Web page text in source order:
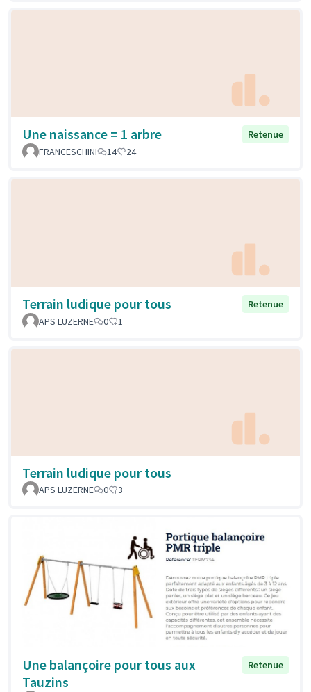
Une naissance = 1 arbre
Retenue
FRANCESCHINI
14 24
Terrain ludique pour tous
Retenue
APS LUZERNE
0 1
Terrain ludique pour tous
APS LUZERNE 0 3
Une balançoire pour tous aux
Tauzins
Retenue